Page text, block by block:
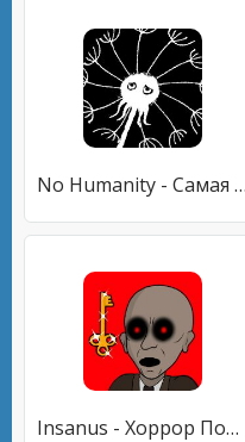
No Humanity - Самая Сложная Игра
Insanus - Хоррор Побег Страшная Игра